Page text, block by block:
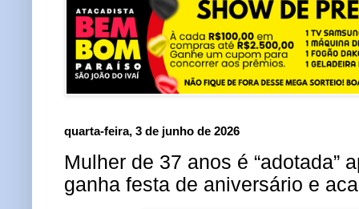
quarta-feira, 3 de junho de 2026
Mulher de 37 anos é “adotada”
ganha festa de aniversário e